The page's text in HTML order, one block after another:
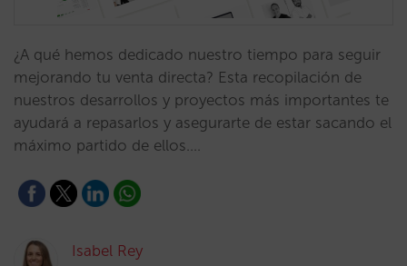
¿A qué hemos dedicado nuestro tiempo para seguir
mejorando tu venta directa? Esta recopilación de
nuestros desarrollos y proyectos más importantes te
ayudará a repasarlos y asegurarte de estar sacando el
máximo partido de ellos.…
Isabel Rey